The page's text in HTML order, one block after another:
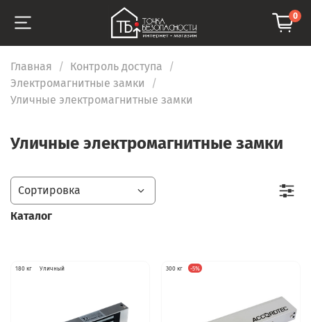
0
Главная
Контроль доступа
Электромагнитные замки
Уличные электромагнитные замки
Уличные электромагнитные замки
180 кг Уличный 300 кг -5%
Каталог